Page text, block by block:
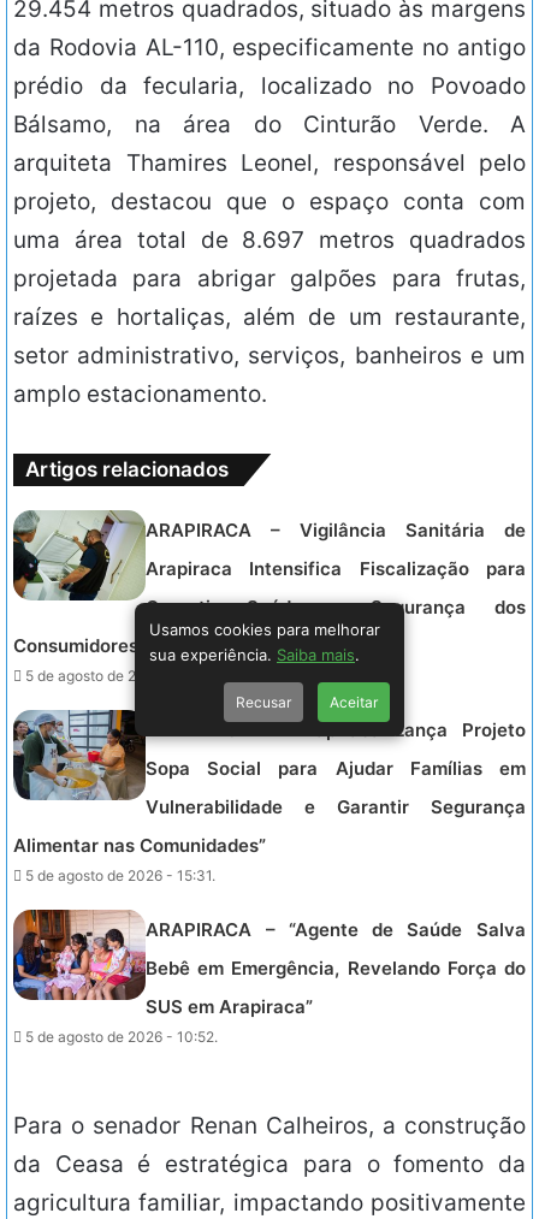
29.454 metros quadrados, situado às margens
da Rodovia AL-110, especificamente no antigo
prédio da fecularia, localizado no Povoado
Bálsamo, na área do Cinturão Verde. A
arquiteta Thamires Leonel, responsável pelo
projeto, destacou que o espaço conta com
uma área total de 8.697 metros quadrados
projetada para abrigar galpões para frutas,
raízes e hortaliças, além de um restaurante,
setor administrativo, serviços, banheiros e um
amplo estacionamento.
Artigos relacionados
ARAPIRACA – Vigilância Sanitária de
Arapiraca Intensifica Fiscalização para
Garantir Saúde e Segurança dos
Consumidores na Cidade
5 de agosto de 2026 - 17:51.
ARAPIRACA – “Arapiraca Lança Projeto
Sopa Social para Ajudar Famílias em
Vulnerabilidade e Garantir Segurança
Alimentar nas Comunidades”
5 de agosto de 2026 - 15:31.
ARAPIRACA – “Agente de Saúde Salva
Bebê em Emergência, Revelando Força do
SUS em Arapiraca”
5 de agosto de 2026 - 10:52.
Para o senador Renan Calheiros, a construção
da Ceasa é estratégica para o fomento da
agricultura familiar, impactando positivamente
Usamos cookies para melhorar
sua experiência. Saiba mais.
Recusar Aceitar